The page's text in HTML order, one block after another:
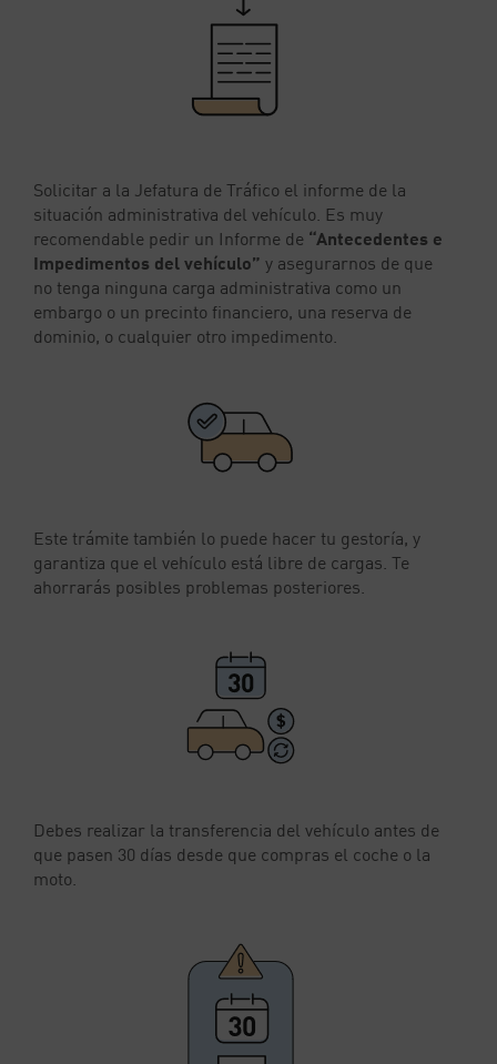
Solicitar a la Jefatura de Tráfico el informe de la
situación administrativa del vehículo. Es muy
recomendable pedir un Informe de “Antecedentes e
Impedimentos del vehículo” y asegurarnos de que
no tenga ninguna carga administrativa como un
embargo o un precinto financiero, una reserva de
dominio, o cualquier otro impedimento.
Este trámite también lo puede hacer tu gestoría, y
garantiza que el vehículo está libre de cargas. Te
ahorrarás posibles problemas posteriores.
Debes realizar la transferencia del vehículo antes de
que pasen 30 días desde que compras el coche o la
moto.